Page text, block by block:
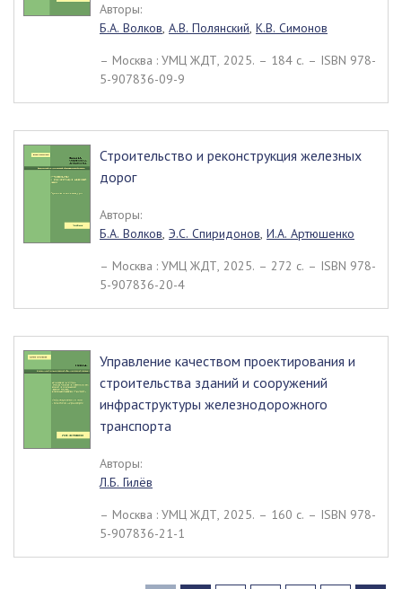
Авторы:
Б.А. Волков, А.В. Полянский, К.В. Симонов
– Москва : УМЦ ЖДТ, 2025. – 184 c. – ISBN 978-
5-907836-09-9
Строительство и реконструкция железных
дорог
Авторы:
Б.А. Волков, Э.С. Спиридонов, И.А. Артюшенко
– Москва : УМЦ ЖДТ, 2025. – 272 c. – ISBN 978-
5-907836-20-4
Управление качеством проектирования и
строительства зданий и сооружений
инфраструктуры железнодорожного
транспорта
Авторы:
Л.Б. Гилёв
– Москва : УМЦ ЖДТ, 2025. – 160 c. – ISBN 978-
5-907836-21-1